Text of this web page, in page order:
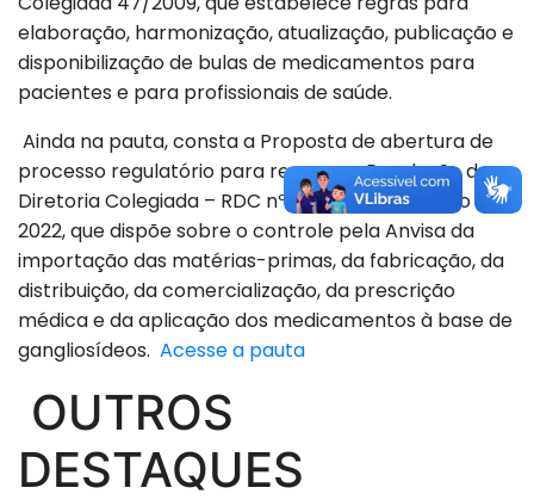
elaboração, harmonização, atualização, publicação e
disponibilização de bulas de medicamentos para
pacientes e para profissionais de saúde.
Ainda na pauta, consta a Proposta de abertura de
processo regulatório para revogar a Resolução de
Diretoria Colegiada – RDC nº 624, de 9 de março de
2022, que dispõe sobre o controle pela Anvisa da
importação das matérias-primas, da fabricação, da
distribuição, da comercialização, da prescrição
médica e da aplicação dos medicamentos à base de
gangliosídeos. Acesse a pauta
OUTROS
DESTAQUES